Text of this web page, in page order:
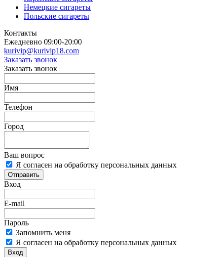
Немецкие сигареты
Польские сигареты
Контакты
Ежедневно 09:00-20:00
kurivip@kurivip18.com
Заказать звонок
Заказать звонок
Имя
Телефон
Город
Ваш вопрос
Я согласен на обработку персональных данных
Отправить
Вход
E-mail
Пароль
Запомнить меня
Я согласен на обработку персональных данных
Вход